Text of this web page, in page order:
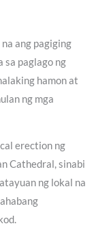
ang pagiging
sa paglago ng
hamon at
ng mga
erection ng
Cathedral, sinabi
ng lokal na